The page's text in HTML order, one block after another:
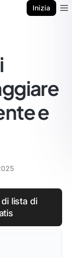
Inizia
e
lista di